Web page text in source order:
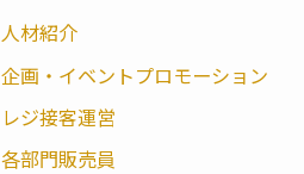
人材紹介
企画・イベントプロモーション
レジ接客運営
各部門販売員